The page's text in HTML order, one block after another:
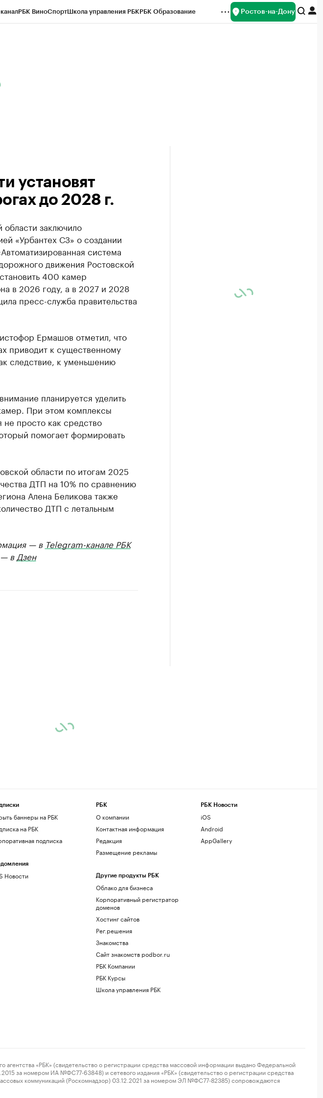
РБК ВиноСпортШкола управления РБКРБК Образование Ростов-на-Дону
установят
до 2028 г.
заключило
«Урбантех СЗ» о создании
система
движения Ростовской
400 камер
в 2026 году, а в 2027 и 2028
пресс-служба правительства
Ермашов отметил, что
приводит к существенному
следствие, к уменьшению
планируется уделить
При этом комплексы
просто как средство
помогает формировать
области по итогам 2025
ДТП на 10% по сравнению
Алена Беликова также
ДТП с летальным
— в Telegram-канале РБК
— в Дзен
баннеры на РБК
на РБК
подписка
Новости
РБК
О компании
Контактная информация
Редакция
Размещение рекламы
Другие продукты РБК
Облако для бизнеса
Корпоративный регистратор
доменов
Хостинг сайтов
Рег.решения
Знакомства
Сайт знакомств podbor.ru
РБК Компании
РБК Курсы
Школа управления РБК
РБК Новости
iOS
Android
AppGallery
«РБК» (свидетельство о регистрации средства массовой информации выдано Федеральной
за номером ИА №ФС77-63848) и сетевого издания «РБК» (свидетельство о регистрации средства
коммуникаций (Роскомнадзор) 03.12.2021 за номером ЭЛ №ФС77-82385) сопровождаются